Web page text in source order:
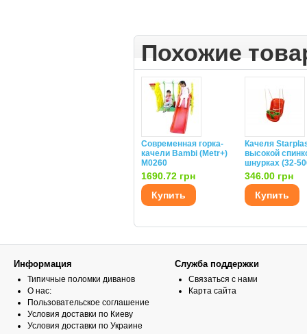
Похожие
Современная горка-
качели Bambi (Metr+)
M0260
1690.72 грн
Купить
Качеля
высокой
шнурках (32-
346.00 грн
Купить
Информация
Типичные поломки диванов
О нас:
Пользовательское соглашение
Условия доставки по Киеву
Условия доставки по Украине
Служба поддержки
Связаться с нами
Карта сайта